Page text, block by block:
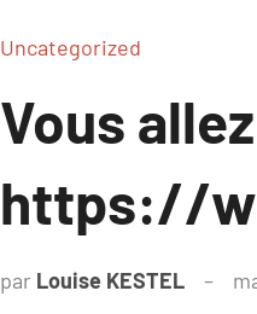
Uncategorized
Vous
https://
par Louise KESTEL